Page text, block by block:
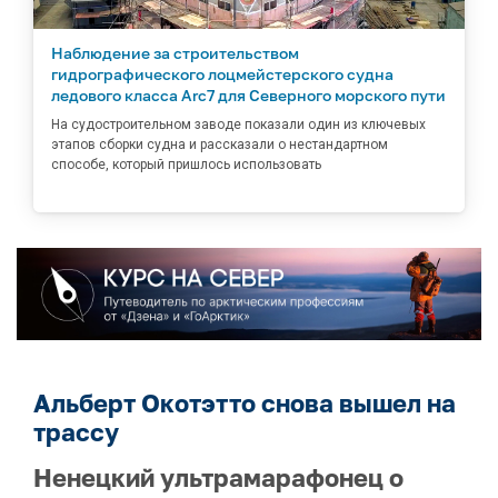
Наблюдение за строительством
гидрографического лоцмейстерского судна
ледового класса Arc7 для Северного морского пути
На судостроительном заводе показали один из ключевых
этапов сборки судна и рассказали о нестандартном
способе, который пришлось использовать
Альберт Окотэтто снова вышел на
трассу
Ненецкий ультрамарафонец о